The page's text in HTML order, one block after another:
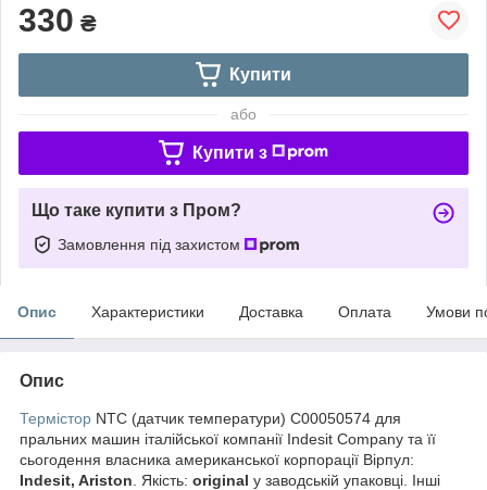
330 ₴
Купити
або
Купити з
Що таке купити з Пром?
Замовлення під захистом
Опис Характеристики Доставка Оплата Умови
Опис
Термістор NTC (датчик температури) C00050574 для
пральних машин італійської компанії Indesit Company та її
сьогодення власника американської корпорації Вірпул:
Indesit, Ariston . Якість: original у заводській упаковці. Інші